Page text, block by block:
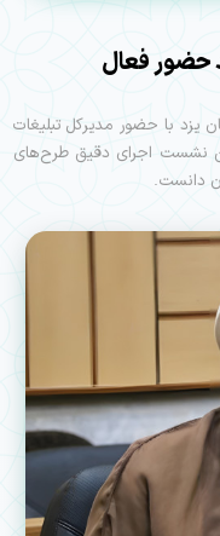
حضور فعال
یزد با حضور مدیرکل تبلیغات
نشست اجرای دقیق طرح‌های
دانست.